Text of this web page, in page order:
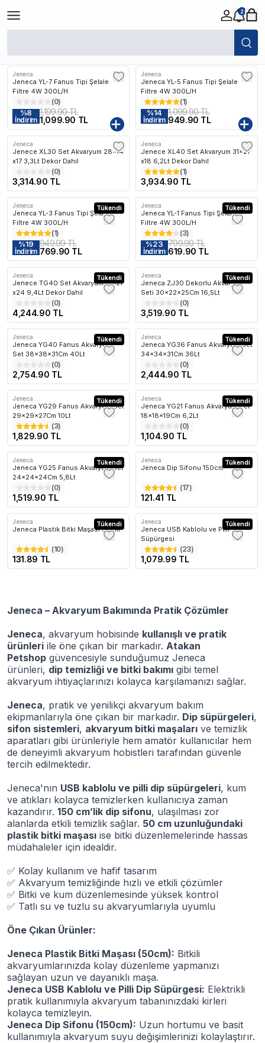
2
/
Jeneca
Jeneca YL-7 Fanus Tipi Şelale
Filtre 4W 300L/H
(0)
%8
İndirim
1,199.90 TL
1,099.90 TL
Jeneca
Jeneca YL-5 Fanus Tipi Şelale
Filtre 4W 300L/H
(1)
%14
İndirim
1,099.90 TL
949.90 TL
Kargo Bedava
Jeneca
Jenece XL30 Set Akvaryum 28x14
x17 3,3Lt Dekor Dahil
(0)
3,314.90 TL
Kargo Bedava
Jeneca
Jenece XL40 Set Akvaryum 31x21
x18 6,2Lt Dekor Dahil
(1)
3,934.90 TL
Tükendi
Jeneca
Jeneca YL-3 Fanus Tipi Şelale
Filtre 4W 300L/H
(1)
%19
İndirim
949.99 TL
769.90 TL
Tükendi
Jeneca
Jeneca YL-1 Fanus Tipi Şelale
Filtre 4W 300L/H
(3)
%23
İndirim
799.90 TL
619.90 TL
Kargo Bedava Tükendi
Jeneca
Jenece TG40 Set Akvaryum 31x21
x24 9,4Lt Dekor Dahil
(0)
4,244.90 TL
Kargo Bedava Tükendi
Jeneca
Jeneca ZJ30 Dekorlu Akvaryum
Seti 30x22x25Cm 16,5Lt
(0)
3,519.90 TL
Kargo Bedava Tükendi
Jeneca
Jeneca YG40 Fanus Akvaryum
Set 38x38x31Cm 40Lt
(0)
2,754.90 TL
Kargo Bedava Tükendi
Jeneca
Jeneca YG36 Fanus Akvaryum Set
34x34x31Cm 36Lt
(0)
2,444.90 TL
Kargo Bedava Tükendi
Jeneca
Jeneca YG29 Fanus Akvaryum Set
29x29x27Cm 10Lt
(3)
1,829.90 TL
Kargo Bedava Tükendi
Jeneca
Jeneca YG21 Fanus Akvaryum Set
18x18x19Cm 6,2Lt
(0)
1,104.90 TL
Kargo Bedava Tükendi
Jeneca
Jeneca YG25 Fanus Akvaryum Set
24x24x24Cm 5,8Lt
(0)
1,519.90 TL
Tükendi
Jeneca
Jeneca Dip Sifonu 150cm
(17)
121.41 TL
Tükendi
Jeneca
Jeneca Plastik Bitki Maşası 50cm
(10)
131.89 TL
Kargo Bedava Tükendi
Jeneca
Jeneca USB Kablolu ve Pilli Dip
Süpürgesi
(23)
1,079.99 TL
Jeneca – Akvaryum Bakımında Pratik Çözümler
Jeneca, akvaryum hobisinde kullanışlı ve pratik
ürünleri ile öne çıkan bir markadır. Atakan
Petshop güvencesiyle sunduğumuz Jeneca
ürünleri, dip temizliği ve bitki bakımı gibi temel
akvaryum ihtiyaçlarınızı kolayca karşılamanızı sağlar.
Jeneca, pratik ve yenilikçi akvaryum bakım
ekipmanlarıyla öne çıkan bir markadır. Dip süpürgeleri,
sifon sistemleri, akvaryum bitki maşaları ve temizlik
aparatları gibi ürünleriyle hem amatör kullanıcılar hem
de deneyimli akvaryum hobistleri tarafından güvenle
tercih edilmektedir.
Jeneca'nın USB kablolu ve pilli dip süpürgeleri, kum
ve atıkları kolayca temizlerken kullanıcıya zaman
kazandırır. 150 cm’lik dip sifonu, ulaşılması zor
alanlarda etkili temizlik sağlar. 50 cm uzunluğundaki
plastik bitki maşası ise bitki düzenlemelerinde hassas
müdahaleler için idealdir.
✅ Kolay kullanım ve hafif tasarım
✅ Akvaryum temizliğinde hızlı ve etkili çözümler
✅ Bitki ve kum düzenlemesinde yüksek kontrol
✅ Tatlı su ve tuzlu su akvaryumlarıyla uyumlu
Öne Çıkan Ürünler:
Jeneca Plastik Bitki Maşası (50cm): Bitkili
akvaryumlarınızda kolay düzenleme yapmanızı
sağlayan uzun ve dayanıklı maşa.
Jeneca USB Kablolu ve Pilli Dip Süpürgesi: Elektrikli
pratik kullanımıyla akvaryum tabanınızdaki kirleri
kolayca temizleyin.
Jeneca Dip Sifonu (150cm): Uzun hortumu ve basit
kullanımıyla akvaryum suyu değişimlerinizi kolaylaştırır.